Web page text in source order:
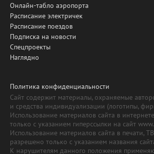
Онлайн-табло аэропорта
Расписание электричек
Расписание поездов
Подписка на новости
Спецпроекты
Наглядно
Политика конфиденциальности
Сайт содержит материалы, охраняемые
и средства индивидуализации (логотипы,
Использование материалов сайта в
только с указанием гиперссылки на сайт
Использование материалов сайта в печати,
разрешено только с указанием названия
К нарушителям данного положения